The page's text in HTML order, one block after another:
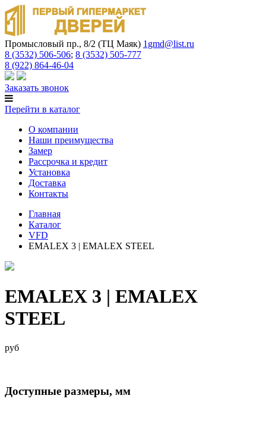
Промысловый пр., 8/2 (ТЦ Маяк) 1gmd@list.ru
8 (3532) 506-506; 8 (3532) 505-777
8 (922) 864-46-04
Заказать звонок
Перейти в каталог
О компании
Наши преимущества
Замер
Рассрочка и кредит
Установка
Доставка
Контакты
Главная
Каталог
VFD
EMALEX 3 | EMALEX STEEL
EMALEX 3 | EMALEX
STEEL
руб
Доступные размеры, мм